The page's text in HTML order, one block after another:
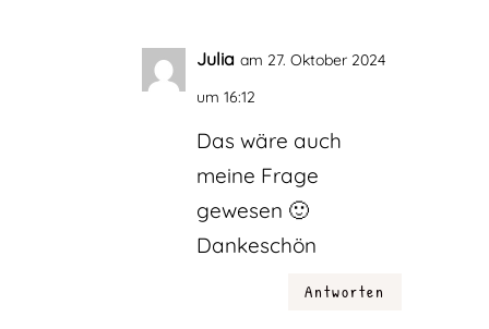
Julia am 27. Oktober 2024
um 16:12
Das wäre auch
meine Frage
gewesen 🙂
Dankeschön
Antworten